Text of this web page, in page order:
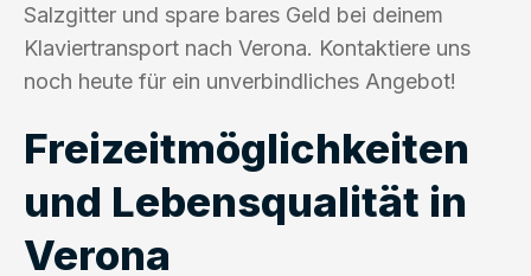
Salzgitter und spare bares Geld bei deinem
Klaviertransport nach Verona. Kontaktiere uns
noch heute für ein unverbindliches Angebot!
Freizeitmöglichkeiten
und Lebensqualität in
Verona